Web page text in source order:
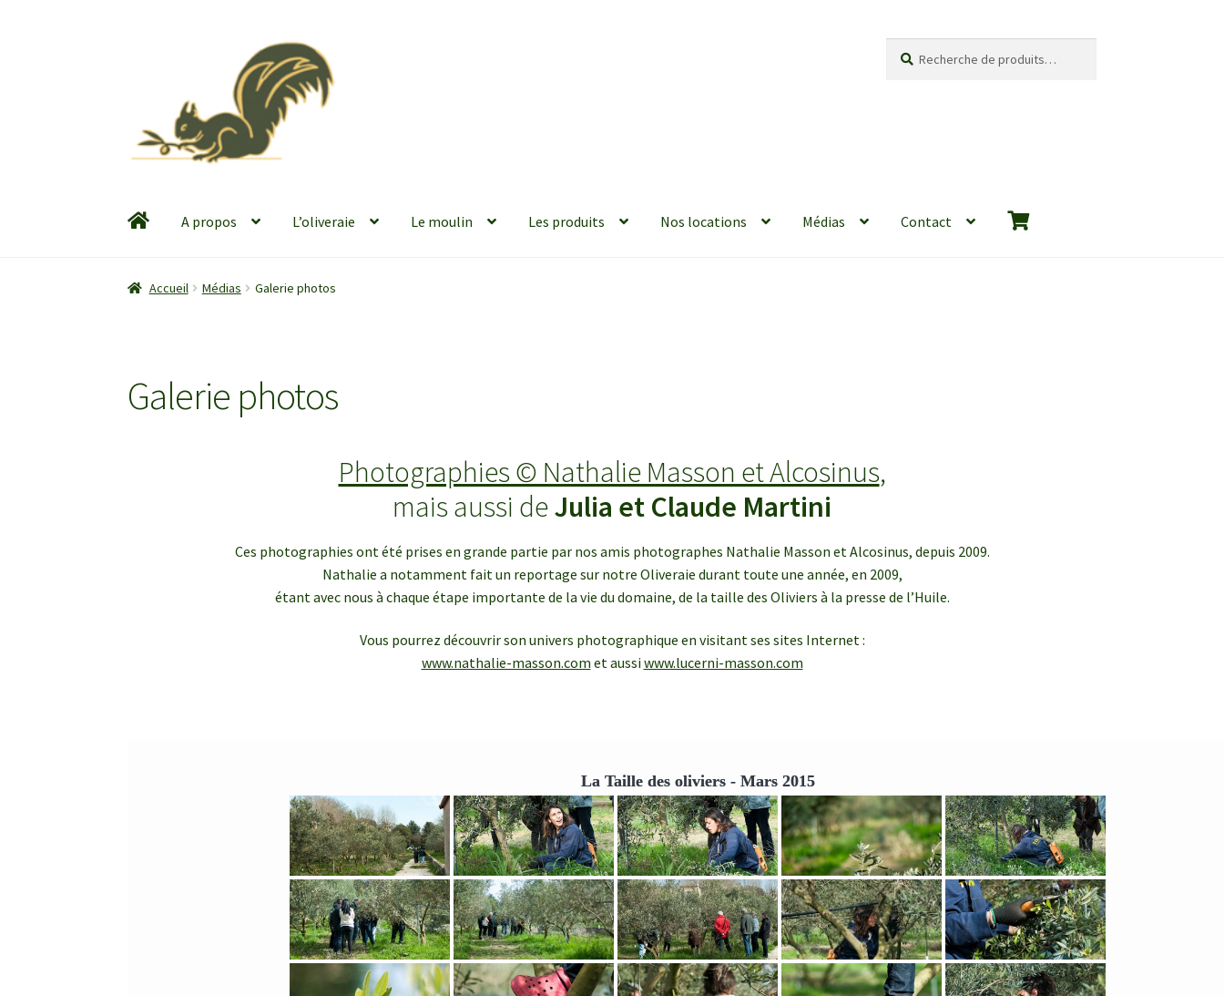
navigation
pour :
A propos L’oliveraie Le moulin Les produits Nos locations Médias Contact
Accueil Médias Galerie photos
Galerie photos
Photographies © Nathalie Masson et Alcosinus,
mais aussi deJulia et Claude Martini
Ces photographies ont été prises en grande partie par nos amis photographes Nathalie Masson et Alcosinus, depuis 2009.
Nathalie a notamment fait un reportage sur notre Oliveraie durant toute une année, en 2009,
étant avec nous à chaque étape importante de la vie du domaine, de la taille des Oliviers à la presse de l’Huile.
Vous pourrez découvrir son univers photographique en visitant ses sites Internet :
www.nathalie-masson.com et aussiwww.lucerni-masson.com
La Taille des oliviers - Mars 2015